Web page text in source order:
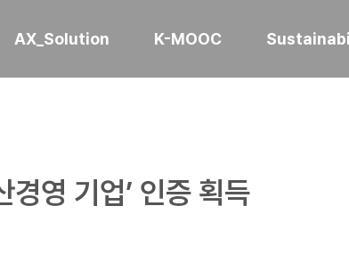
AX_Solution K-MOOC
경영 기업’ 인증 획득